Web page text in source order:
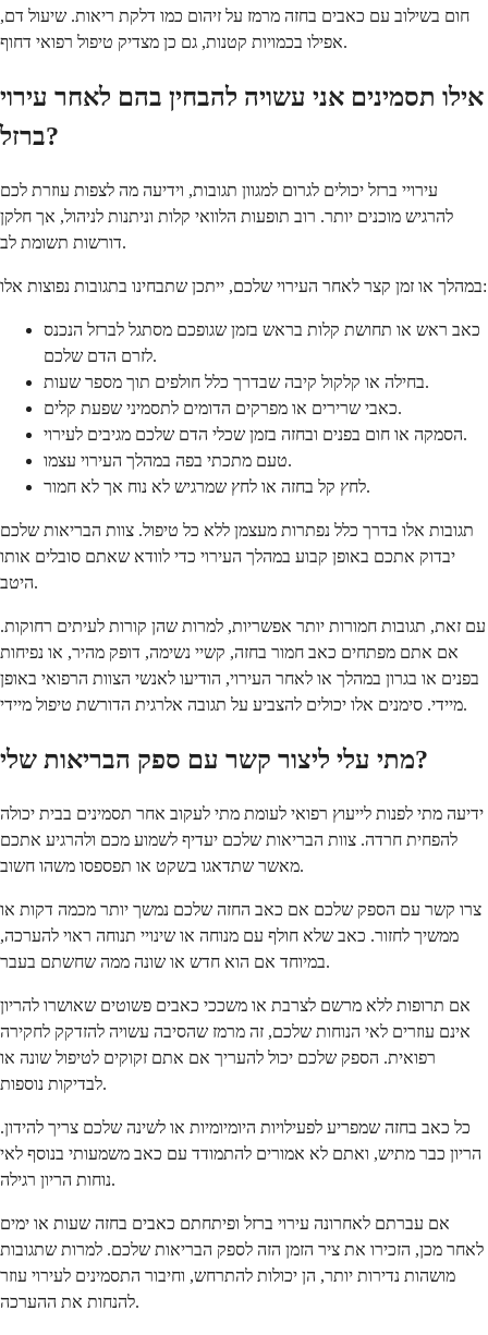
חום בשילוב עם כאבים בחזה מרמז על זיהום כמו דלקת ריאות. שיעול דם,
אפילו בכמויות קטנות, גם כן מצדיק טיפול רפואי דחוף.
אילו תסמינים אני עשויה להבחין בהם לאחר עירוי
ברזל?
עירויי ברזל יכולים לגרום למגוון תגובות, וידיעה מה לצפות עוזרת לכם
להרגיש מוכנים יותר. רוב תופעות הלוואי קלות וניתנות לניהול, אך חלקן
דורשות תשומת לב.
במהלך או זמן קצר לאחר העירוי שלכם, ייתכן שתבחינו בתגובות נפוצות אלו:
כאב ראש או תחושת קלות בראש בזמן שגופכם מסתגל לברזל הנכנס
לזרם הדם שלכם.
בחילה או קלקול קיבה שבדרך כלל חולפים תוך מספר שעות.
כאבי שרירים או מפרקים הדומים לתסמיני שפעת קלים.
הסמקה או חום בפנים ובחזה בזמן שכלי הדם שלכם מגיבים לעירוי.
טעם מתכתי בפה במהלך העירוי עצמו.
לחץ קל בחזה או לחץ שמרגיש לא נוח אך לא חמור.
תגובות אלו בדרך כלל נפתרות מעצמן ללא כל טיפול. צוות הבריאות שלכם
יבדוק אתכם באופן קבוע במהלך העירוי כדי לוודא שאתם סובלים אותו
היטב.
עם זאת, תגובות חמורות יותר אפשריות, למרות שהן קורות לעיתים רחוקות.
אם אתם מפתחים כאב חמור בחזה, קשיי נשימה, דופק מהיר, או נפיחות
בפנים או בגרון במהלך או לאחר העירוי, הודיעו לאנשי הצוות הרפואי באופן
מיידי. סימנים אלו יכולים להצביע על תגובה אלרגית הדורשת טיפול מיידי.
מתי עלי ליצור קשר עם ספק הבריאות שלי?
ידיעה מתי לפנות לייעוץ רפואי לעומת מתי לעקוב אחר תסמינים בבית יכולה
להפחית חרדה. צוות הבריאות שלכם יעדיף לשמוע מכם ולהרגיע אתכם
מאשר שתדאגו בשקט או תפספסו משהו חשוב.
צרו קשר עם הספק שלכם אם כאב החזה שלכם נמשך יותר מכמה דקות או
ממשיך לחזור. כאב שלא חולף עם מנוחה או שינויי תנוחה ראוי להערכה,
במיוחד אם הוא חדש או שונה ממה שחשתם בעבר.
אם תרופות ללא מרשם לצרבת או משככי כאבים פשוטים שאושרו להריון
אינם עוזרים לאי הנוחות שלכם, זה מרמז שהסיבה עשויה להזדקק לחקירה
רפואית. הספק שלכם יכול להעריך אם אתם זקוקים לטיפול שונה או
לבדיקות נוספות.
כל כאב בחזה שמפריע לפעילויות היומיומיות או לשינה שלכם צריך להידון.
הריון כבר מתיש, ואתם לא אמורים להתמודד עם כאב משמעותי בנוסף לאי
נוחות הריון רגילה.
אם עברתם לאחרונה עירוי ברזל ופיתחתם כאבים בחזה שעות או ימים
לאחר מכן, הזכירו את ציר הזמן הזה לספק הבריאות שלכם. למרות שתגובות
מושהות נדירות יותר, הן יכולות להתרחש, וחיבור התסמינים לעירוי עוזר
להנחות את ההערכה.